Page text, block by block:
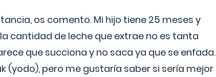
os comento. Mi hijo tiene 25 meses y
cantidad de leche que extrae no es tanta
que succiona y no saca ya que se enfada.
(yodo), pero me gustaría saber si sería mejor